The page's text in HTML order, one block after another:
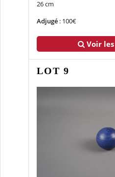
26 cm
Adjugé: 100€
Voir
LOT 9